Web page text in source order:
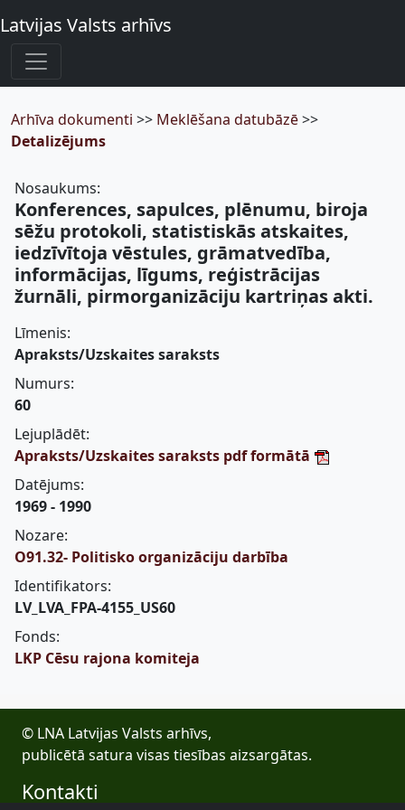
Latvijas Valsts arhīvs
Arhīva dokumenti >> Meklēšana datubāzē>>
Detalizējums
Nosaukums:
Konferences, sapulces, plēnumu, biroja
sēžu protokoli, statistiskās atskaites,
iedzīvītoja vēstules, grāmatvedība,
informācijas, līgums, reģistrācijas
žurnāli, pirmorganizāciju kartriņas akti.
Līmenis:
Apraksts/Uzskaites saraksts
Numurs:
60
Lejuplādēt:
Apraksts/Uzskaites saraksts pdf formātā
Datējums:
1969 - 1990
Nozare:
O91.32- Politisko organizāciju darbība
Identifikators:
LV_LVA_FPA-4155_US60
Fonds:
LKP Cēsu rajona komiteja
© LNA Latvijas Valsts arhīvs,
publicētā satura visas tiesības aizsargātas.
Kontakti